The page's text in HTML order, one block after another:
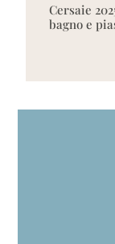
Cersaie
bagno e